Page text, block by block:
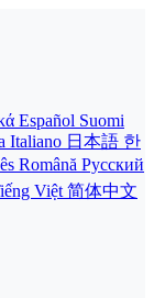
Español Suomi
Italiano 日本語 한
Română Русский
Việt 简体中文